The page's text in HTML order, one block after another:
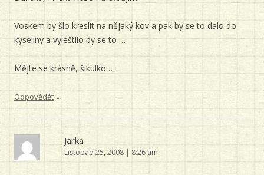
Voskem by šlo kreslit na nějaký kov a pak by se to dalo do
kyseliny a vyleštilo by se to …
Mějte se krásně, šikulko …
Odpovědět ↓
Jarka
Listopad 25, 2008 | 8:26 am